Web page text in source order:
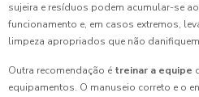
sujeira e resíduos podem acumular-se
funcionamento e, em casos extremos,
limpeza apropriados que não
Outra recomendação é treinar a equipe
equipamentos. O manuseio correto e o